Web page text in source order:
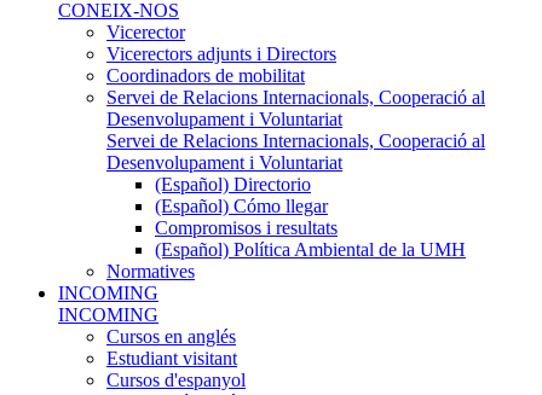
CONEIX-NOS
Vicerector
Vicerectors adjunts i Directors
Coordinadors de mobilitat
Servei de Relacions Internacionals, Cooperació al
Desenvolupament i Voluntariat
Servei de Relacions Internacionals, Cooperació al
Desenvolupament i Voluntariat
(Español) Directorio
(Español) Cómo llegar
Compromisos i resultats
(Español) Política Ambiental de la UMH
Normatives
INCOMING
INCOMING
Cursos en anglés
Estudiant visitant
Cursos d'espanyol